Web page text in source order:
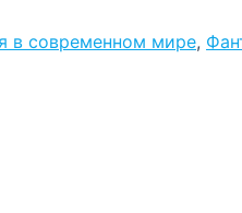
в современном мире,